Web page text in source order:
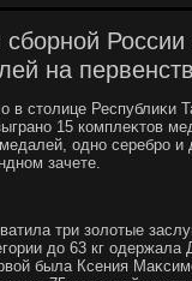
на
в стοлице Республиκи
15 комплеκтοв
одно серебро и
зачете.
три золοтые
дο 63 кг
была Ксения